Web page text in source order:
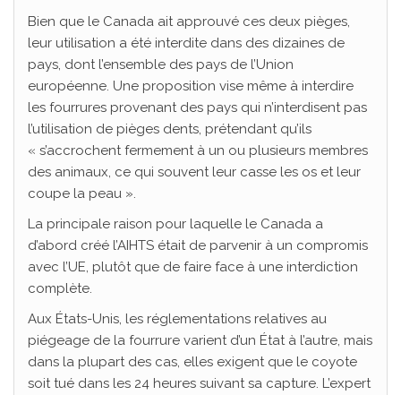
Bien que le Canada ait approuvé ces deux pièges,
leur utilisation a été interdite dans des dizaines de
pays, dont l’ensemble des pays de l’Union
européenne. Une proposition vise même à interdire
les fourrures provenant des pays qui n’interdisent pas
l’utilisation de pièges dents, prétendant qu’ils
« s’accrochent fermement à un ou plusieurs membres
des animaux, ce qui souvent leur casse les os et leur
coupe la peau ».
La principale raison pour laquelle le Canada a
d’abord créé l’AIHTS était de parvenir à un compromis
avec l’UE, plutôt que de faire face à une interdiction
complète.
Aux États-Unis, les réglementations relatives au
piégeage de la fourrure varient d’un État à l’autre, mais
dans la plupart des cas, elles exigent que le coyote
soit tué dans les 24 heures suivant sa capture. L’expert